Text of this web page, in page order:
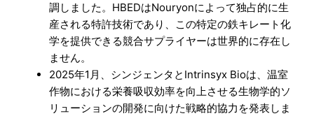
調しました。HBEDはNouryonによって独占的に生
産される特許技術であり、この特定の鉄キレート化
学を提供できる競合サプライヤーは世界的に存在し
ません。
2025年1月、シンジェンタとIntrinsyx Bioは、温室
作物における栄養吸収効率を向上させる生物学的ソ
リューションの開発に向けた戦略的協力を発表しま